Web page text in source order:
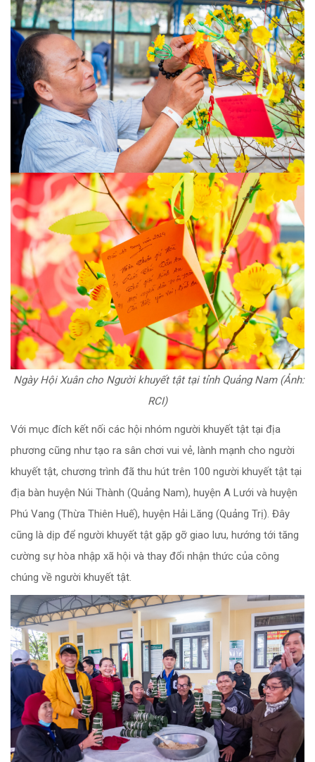
Ngày Hội Xuân cho Người khuyết tật tại tỉnh Quảng Nam (Ảnh:
RCI)
Với mục đích kết nối các hội nhóm người khuyết tật tại địa
phương cũng như tạo ra sân chơi vui vẻ, lành mạnh cho người
khuyết tật, chương trình đã thu hút trên 100 người khuyết tật tại
địa bàn huyện Núi Thành (Quảng Nam), huyện A Lưới và huyện
Phú Vang (Thừa Thiên Huế), huyện Hải Lăng (Quảng Trị). Đây
cũng là dịp để người khuyết tật gặp gỡ giao lưu, hướng tới tăng
cường sự hòa nhập xã hội và thay đổi nhận thức của công
chúng về người khuyết tật.